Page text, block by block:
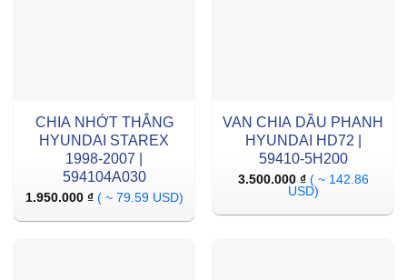
CHIA NHỚT THẮNG
HYUNDAI STAREX
1998-2007 |
594104A030
1.950.000 ₫ ( ~ 79.59 USD)
VAN CHIA DẦU PHANH
HYUNDAI HD72 |
59410-5H200
3.500.000 ₫ ( ~ 142.86
USD)